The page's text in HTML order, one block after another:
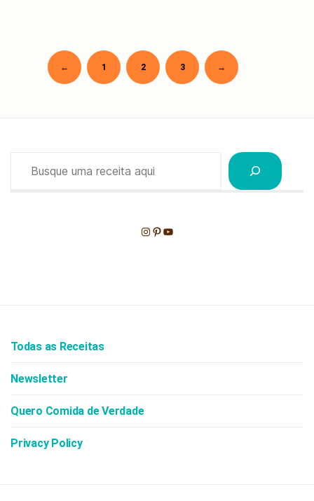
Paginação
← Newer 1 2 3 Older
→
Instagram
Pinterest
Youtube
Todas as Receitas
Newsletter
Quero Comida de Verdade
Privacy Policy